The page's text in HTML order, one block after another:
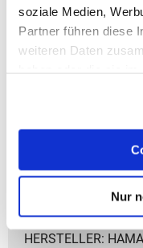
soziale Medien,
Partner führen diese
weiteren Daten
Nur
- Gewicht: 470 g
- Größe: 21x42x20
- Material: aus
Schultergurt
- Faltbar
- Gepolsterter
HERSTELLER: